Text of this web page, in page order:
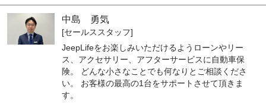
中島 勇気
[セールススタッフ]
JeepLifeをお楽しみいただけるようローンやリー
ス、アクセサリー、アフターサービスに自動車保
険。 どんな小さなことでも何なりとご相談くださ
い。 お客様の最高の1台をサポートさせて頂きま
す。